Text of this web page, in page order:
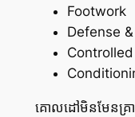
Footwork
Defense
គោលដៅមិនមែនគ្រាន់